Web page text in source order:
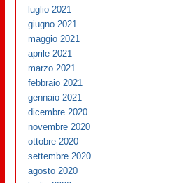
luglio 2021
giugno 2021
maggio 2021
aprile 2021
marzo 2021
febbraio 2021
gennaio 2021
dicembre 2020
novembre 2020
ottobre 2020
settembre 2020
agosto 2020